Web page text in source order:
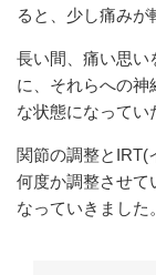
ると、少し痛みが
長い間、痛い思い
に、それらへの神
な状態になってい
関節の調整とIRT(
何度か調整させて
なっていきました。